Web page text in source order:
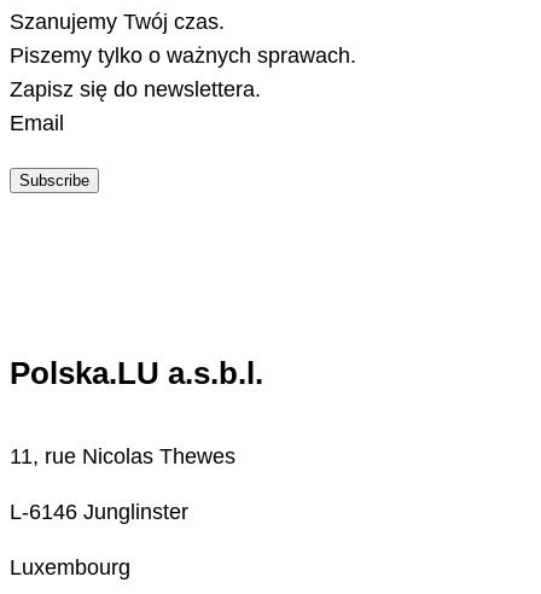
Szanujemy Twój czas.
Piszemy tylko o ważnych sprawach.
Zapisz się do newslettera.
Email
Subscribe
Polska.LU a.s.b.l.
11, rue Nicolas Thewes
L-6146 Junglinster
Luxembourg